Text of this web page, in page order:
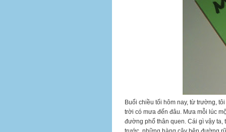
Buổi chiều tối hôm nay, từ trường,
trời có mưa đến đâu. Mưa mỗi lúc
đường phố thân quen. Cái gì vậy